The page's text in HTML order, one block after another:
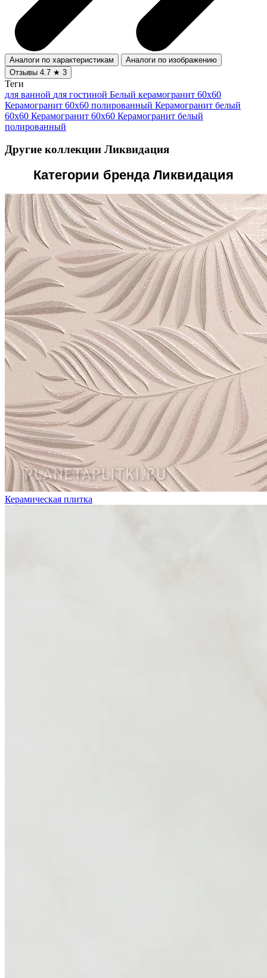
Аналоги по характеристикам
Аналоги по изображению
Отзывы 4.7 ★ 3
Теги
для ванной для гостиной Белый керамогранит 60x60
Керамогранит 60x60 полированный Керамогранит белый
60x60 Керамогранит 60x60 Керамогранит белый
полированный
Другие коллекции Ликвидация
Категории бренда Ликвидация
Керамическая плитка